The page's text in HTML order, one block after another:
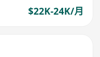
$22K-24K/月